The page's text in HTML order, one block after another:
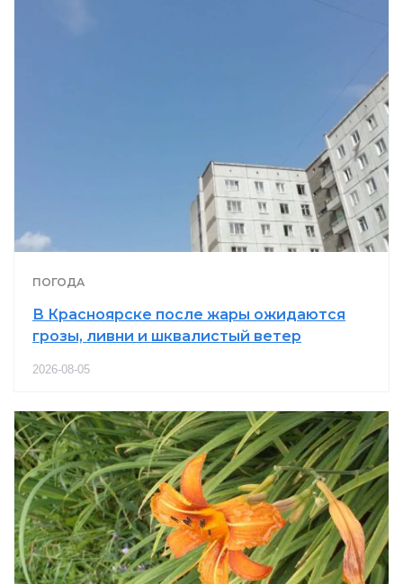
ПОГОДА
В Красноярске после жары ожидаются
грозы, ливни и шквалистый ветер
2026-08-05